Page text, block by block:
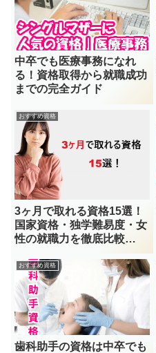
中卒でも医療事務になれ
る！資格取得から就職成功
までの完全ガイド
おすすめ資格
3ヶ月で取れる資格15選！
国家資格・独学難易度・女
性の就職力を徹底比較
おすすめ資格
歯科助手の資格は中卒でも